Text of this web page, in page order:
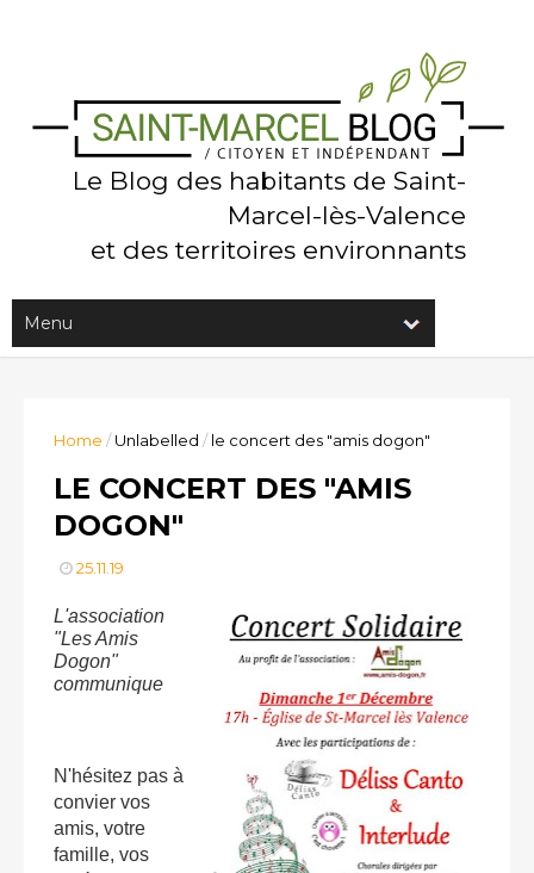
Le Blog des habitants de Saint-
Marcel-lès-Valence
et des territoires environnants
Home /Unlabelled / le concert des "amis dogon"
LE CONCERT DES "AMIS
DOGON"
25.11.19
L'association
"Les Amis
Dogon"
communique
N'hésitez pas à
convier vos
amis, votre
famille, vos